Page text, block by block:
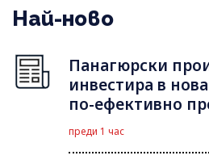
Най-ново
Панагюрски
инвестира в
по-ефективно
преди 1 час